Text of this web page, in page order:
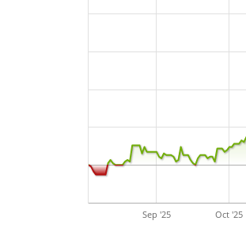
Sep '25 Oct '25